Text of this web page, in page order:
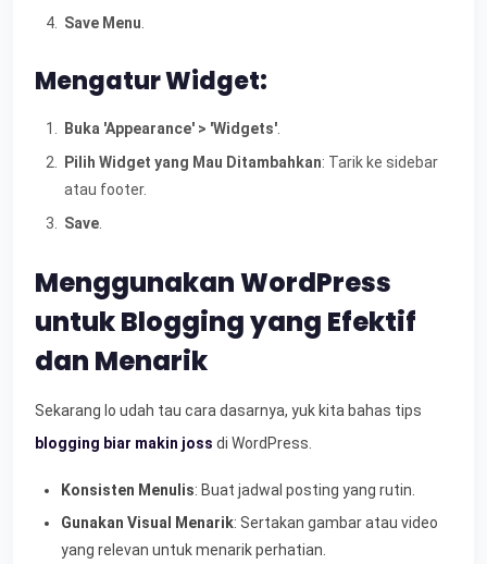
Save Menu.
Mengatur Widget:
Buka 'Appearance' > 'Widgets'.
Pilih Widget yang Mau Ditambahkan: Tarik ke sidebar
atau footer.
Save
Menggunakan WordPress
untuk Blogging yang Efektif
dan Menarik
Sekarang lo udah tau cara dasarnya, yuk kita bahas tips
blogging biar makin joss di WordPress.
Konsisten Menulis: Buat jadwal posting yang rutin.
Gunakan Visual Menarik: Sertakan gambar atau video
yang relevan untuk menarik perhatian.